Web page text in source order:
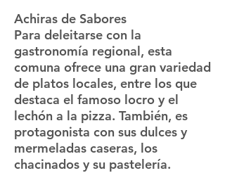
Achiras de Sabores
Para deleitarse con la
gastronomía regional, esta
comuna ofrece una gran variedad
de platos locales, entre los que
destaca el famoso locro y el
lechón a la pizza. También, es
protagonista con sus dulces y
mermeladas caseras, los
chacinados y su pastelería.